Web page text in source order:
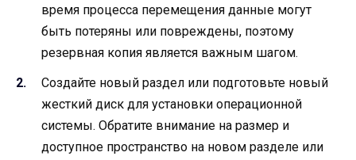
время процесса перемещения данные могут
быть потеряны или повреждены, поэтому
резервная копия является важным шагом.
Создайте новый раздел или подготовьте новый
жесткий диск для установки операционной
системы. Обратите внимание на размер и
доступное пространство на новом разделе или